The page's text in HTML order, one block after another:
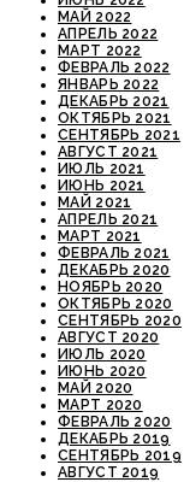
МАЙ 2022
АПРЕЛЬ 2022
МАРТ 2022
ФЕВРАЛЬ 2022
ЯНВАРЬ 2022
ДЕКАБРЬ 2021
ОКТЯБРЬ 2021
СЕНТЯБРЬ 2021
АВГУСТ 2021
ИЮЛЬ 2021
ИЮНЬ 2021
МАЙ 2021
АПРЕЛЬ 2021
МАРТ 2021
ФЕВРАЛЬ 2021
ДЕКАБРЬ 2020
НОЯБРЬ 2020
ОКТЯБРЬ 2020
СЕНТЯБРЬ 2020
АВГУСТ 2020
ИЮЛЬ 2020
ИЮНЬ 2020
МАЙ 2020
МАРТ 2020
ФЕВРАЛЬ 2020
ДЕКАБРЬ 2019
СЕНТЯБРЬ 2019
АВГУСТ 2019